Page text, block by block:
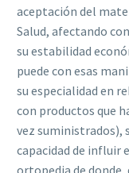
aceptación del
Salud, afectando
su estabilidad
puede con esas
su especialidad en
con productos que
vez suministrados),
capacidad de influir
ortopedia de